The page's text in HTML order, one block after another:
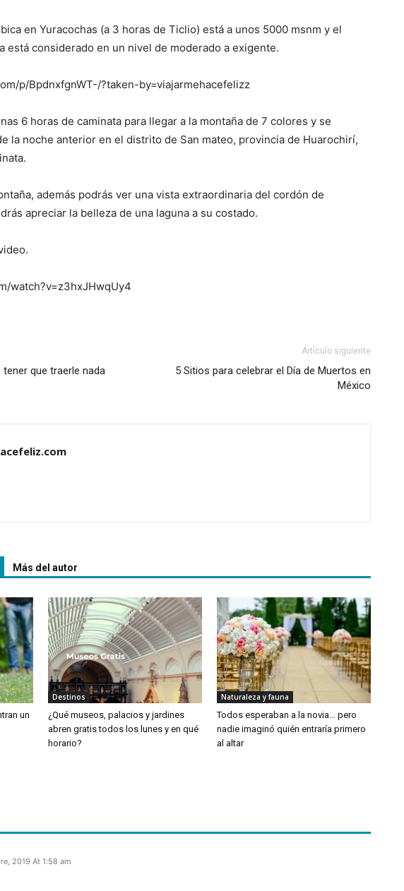
en Yuracochas (a 3 horas de Ticlio) está a unos 5000 msnm y el
está considerado en un nivel de moderado a exigente.
p/BpdnxfgnWT-/?taken-by=viajarmehacefelizz
6 horas de caminata para llegar a la montaña de 7 colores y se
la noche anterior en el distrito de San mateo, provincia de Huarochirí,
además podrás ver una vista extraordinaria del cordón de
apreciar la belleza de una laguna a su costado.
watch?v=z3hxJHwqUy4
que traerle nada
Artículo siguiente
5 Sitios para celebrar el Día de Muertos en
México
Más del autor
un
Destinos
¿Qué museos, palacios y jardines
abren gratis todos los lunes y en qué
horario?
Naturaleza y fauna
Todos esperaban a la novia… pero
nadie imaginó quién entraría primero
al altar
2019 At 1:58 am